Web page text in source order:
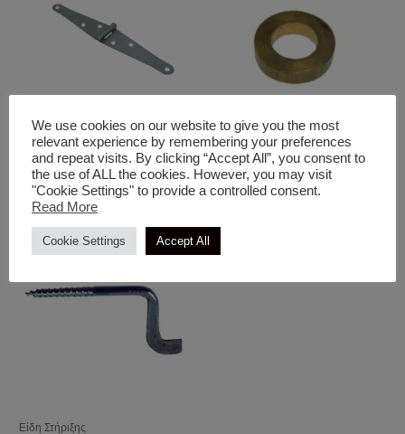
Είδη Στήριξης
Μεντεσές Διπλός
Βίδες - Ροδέλες - Στριφώνια
Ροδέλα Μεντεσέδων
Ορειχάλκινη
Είδη Στήριξης
We use cookies on our website to give you the most
relevant experience by remembering your preferences
and repeat visits. By clicking “Accept All”, you consent to
the use of ALL the cookies. However, you may visit
"Cookie Settings" to provide a controlled consent.
Read More
Cookie Settings Accept All